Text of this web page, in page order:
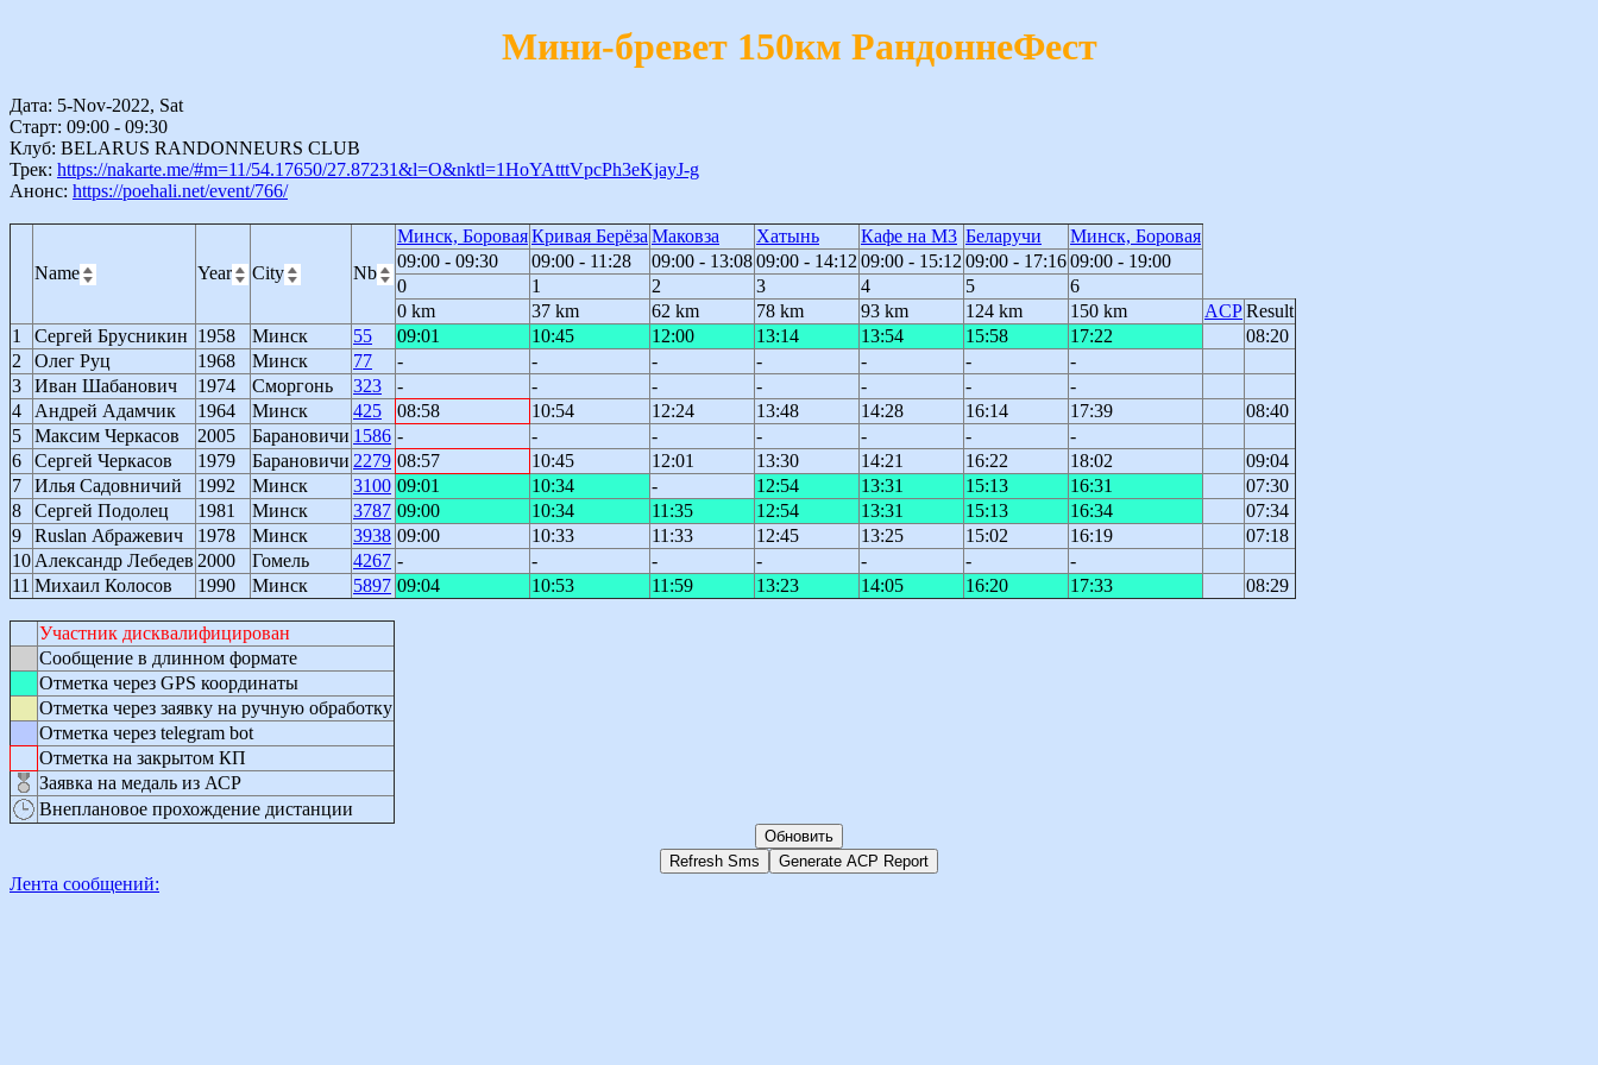
Мини-бревет 150км РандоннеФест
Дата: 5-Nov-2022, Sat
Старт: 09:00 - 09:30
Клуб: BELARUS RANDONNEURS CLUB
Трек: https://nakarte.me/#m=11/54.17650/27.87231&l=O&nktl=1HoYAtttVpcPh3eKjayJ-g
Анонс: https://poehali.net/event/766/
Name Year City Nb
Минск, БороваяКривая Берёза Маковза Хатынь Кафе на М3 Беларучи
Минск, Боровая
09:00 - 09:30
09:00 - 11:28 09:00 - 13:0809:00 - 14:12 09:00 - 15:12 09:00 - 17:1609:00 - 19:00
0
1 2 3 4 5
6
0 km
37 km 62 km 78 km 93 km 124 km 150 km ACPResult
1
Сергей Брусникин 1958 Минск 55 09:01 10:45 12:00 13:14 13:54 15:58 17:22
08:20
2
Олег Руц 1968 Минск 77 - - - - - -
-
3
Иван Шабанович 1974 Сморгонь 323 - - - - - -
-
4
Андрей Адамчик 1964 Минск 425 08:58 10:54 12:24 13:48 14:28 16:14 17:39
08:40
5
Максим Черкасов 2005 Барановичи 1586 - - - - - -
-
6
Сергей Черкасов 1979 Барановичи 2279 08:57 10:45 12:01 13:30 14:21 16:22 18:02
09:04
7
Илья Садовничий 1992 Минск 3100 09:01 10:34 - 12:54 13:31 15:13 16:31
07:30
8
Сергей Подолец 1981 Минск 3787 09:00 10:34 11:35 12:54 13:31 15:13 16:34
07:34
9
Ruslan Абражевич 1978 Минск 3938 09:00 10:33 11:33 12:45 13:25 15:02 16:19
07:18
10 Александр Лебедев 2000 Гомель 4267 - - - - - -
-
11 Михаил Колосов 1990 Минск 5897 09:04 10:53 11:59 13:23 14:05 16:20 17:33 08:29
Участник дисквалифицирован
Сообщение в длинном формате
Отметка через GPS координаты
Отметка через заявку на ручную обработку
Отметка через telegram bot
Отметка на закрытом КП
Заявка на медаль из АСР
Внеплановое прохождение дистанции
Лента сообщений: